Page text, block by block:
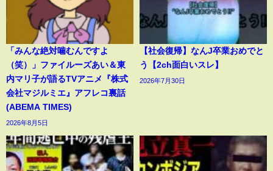
「みんな絶対噛むんですよ
（笑）」ファイルーズあい＆東
内マリ子が語るTVアニメ『株式
会社マジルミエ』アフレコ裏話
(ABEMA TIMES)
2026年8月5日
【社会復帰】なんJ卒業おめでと
う【2ch面白いスレ】
2026年7月30日